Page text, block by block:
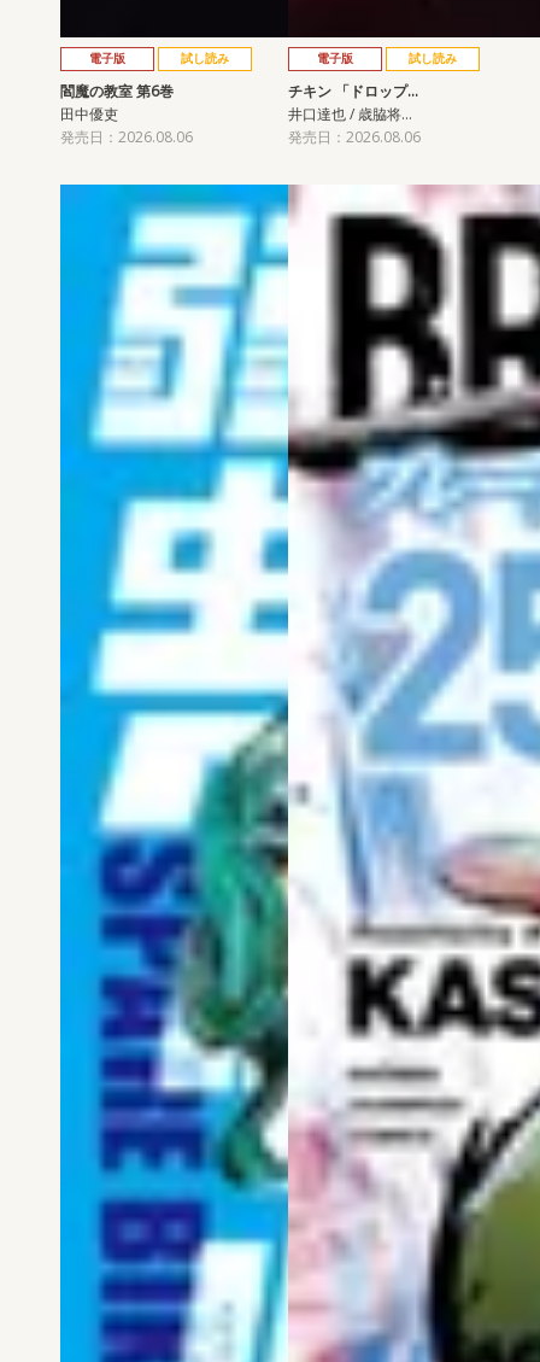
電子版 試し読み
閻魔の教室 第6巻
田中優吏
発売日：2026.08.06
電子版 試し読み
チキン 「ドロップ…
井口達也 / 歳脇将…
発売日：2026.08.06